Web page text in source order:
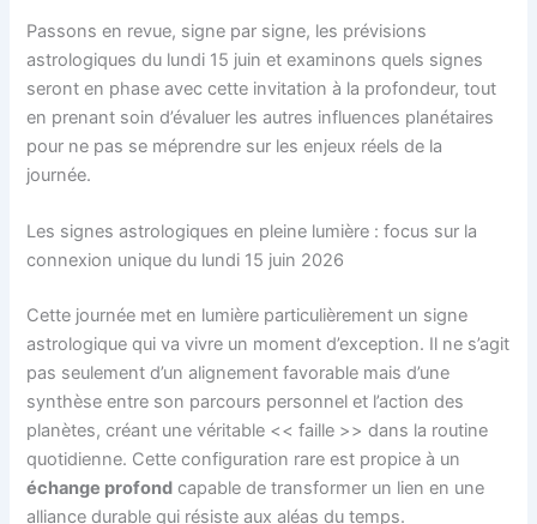
Passons en revue, signe par signe, les prévisions
astrologiques du lundi 15 juin et examinons quels signes
seront en phase avec cette invitation à la profondeur, tout
en prenant soin d’évaluer les autres influences planétaires
pour ne pas se méprendre sur les enjeux réels de la
journée.
Les signes astrologiques en pleine lumière : focus sur la
connexion unique du lundi 15 juin 2026
Cette journée met en lumière particulièrement un signe
astrologique qui va vivre un moment d’exception. Il ne s’agit
pas seulement d’un alignement favorable mais d’une
synthèse entre son parcours personnel et l’action des
planètes, créant une véritable << faille >> dans la routine
quotidienne. Cette configuration rare est propice à un
échange profond capable de transformer un lien en une
alliance durable qui résiste aux aléas du temps.